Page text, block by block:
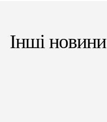
Інші новини